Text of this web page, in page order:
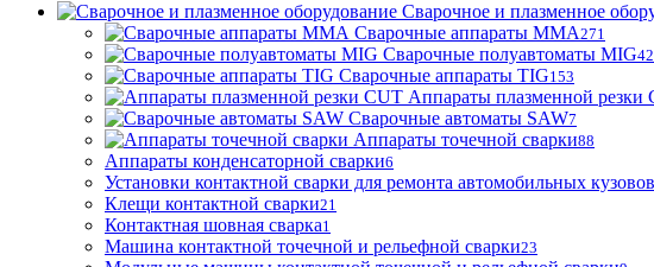
Сварочное и плазменное
Сварочные аппараты MMA271
Сварочные полуавтоматы MIG
Сварочные аппараты TIG153
Аппараты плазменной резки
Сварочные автоматы SAW7
Аппараты точечной сварки88
Аппараты конденсаторной сварки6
Установки контактной сварки для ремонта автомобильных кузовов
Клещи контактной сварки21
Контактная шовная сварка1
Машина контактной точечной и рельефной сварки23